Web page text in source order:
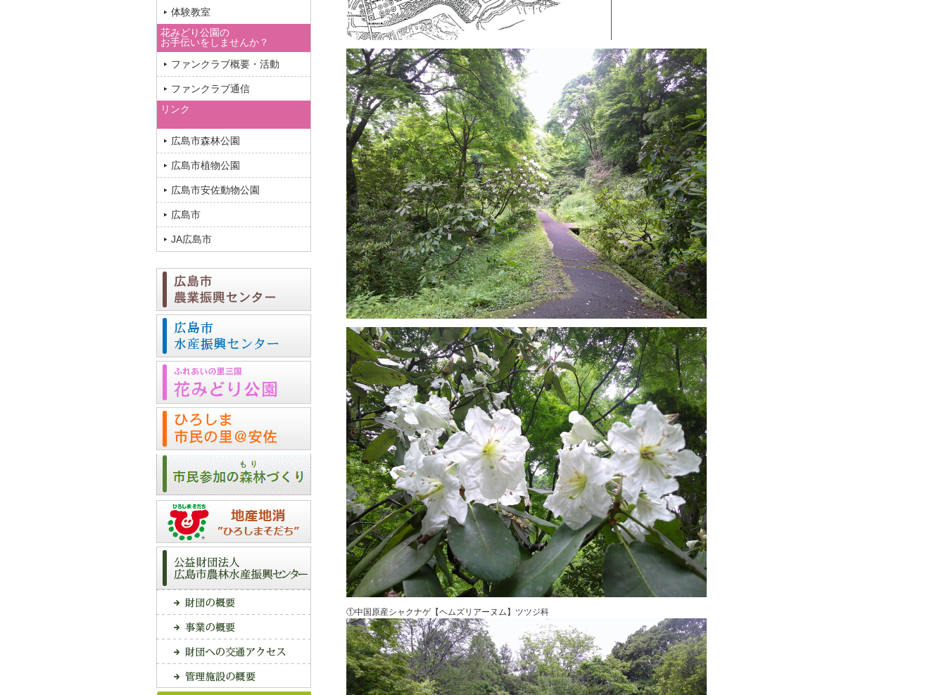
①中国原産シャクナゲ【ヘムズリアーヌム】ツツジ科
体験教室
花みどり公園の
お手伝いをしませんか？
ファンクラブ概要・活動
ファンクラブ通信
リンク
広島市森林公園
広島市植物公園
広島市安佐動物公園
広島市
JA広島市